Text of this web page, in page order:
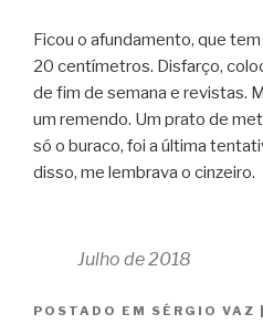
Ficou o afundamento, que
20 centímetros. Disfarço,
de fim de semana e revistas.
um remendo. Um prato de
só o buraco, foi a última
disso, me lembrava o cinzeiro.
Julho de 2018
POSTADO EM SÉRGIO VAZ |